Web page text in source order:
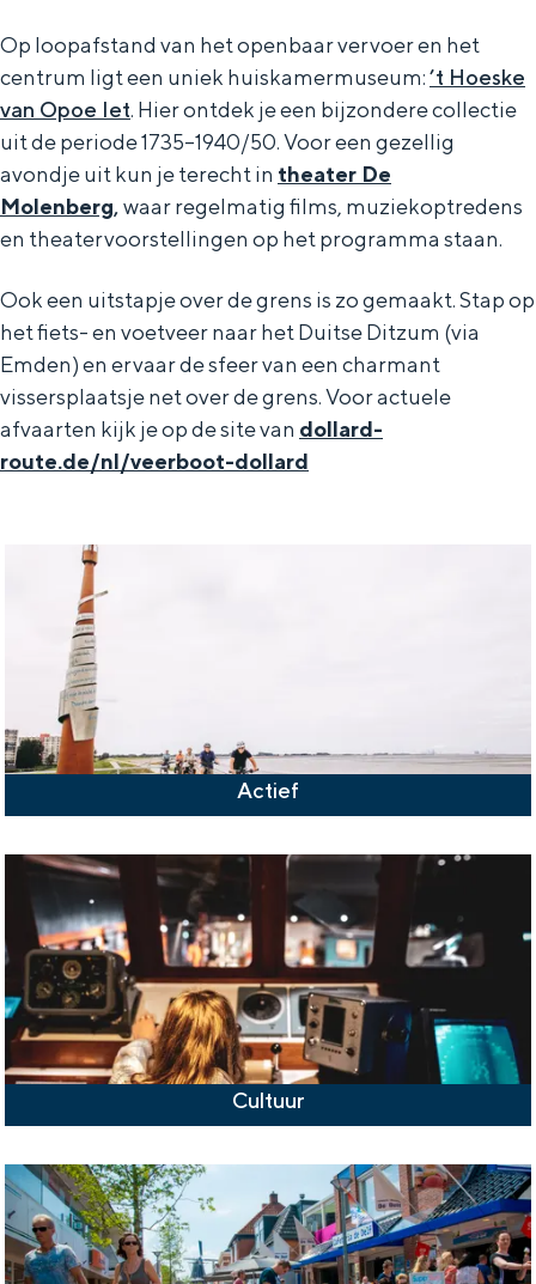
Op loopafstand van het openbaar vervoer en het
centrum ligt een uniek huiskamermuseum:’t Hoeske
van Opoe Iet. Hier ontdek je een bijzondere collectie
uit de periode 1735–1940/50. Voor een gezellig
avondje uit kun je terecht in theater De
Molenberg,waar regelmatig films, muziekoptredens
en theatervoorstellingen op het programma staan.
Ook een uitstapje over de grens is zo gemaakt. Stap op
het fiets- en voetveer naar het Duitse Ditzum (via
Emden) en ervaar de sfeer van een charmant
vissersplaatsje net over de grens. Voor actuele
afvaarten kijk je op de site van dollard-
route.de/nl/veerboot-dollard
Actief
Cultuur